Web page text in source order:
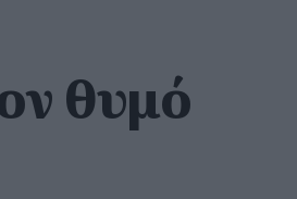
θυμό